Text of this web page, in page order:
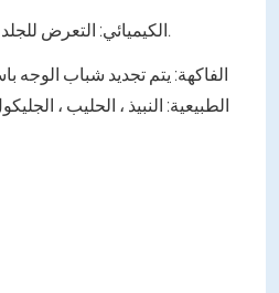
الكيميائي: التعرض للجلد مع العديد من الأحماض.
الفاكهة: يتم تجديد شباب الوجه
الطبيعية: النبيذ ، الحليب ،